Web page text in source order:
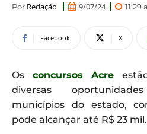
Por Redação 9/07/24 11:29
Facebook X
Os concursos Acre
diversas
municípios do estado,
pode alcançar até R$ 23 mil.